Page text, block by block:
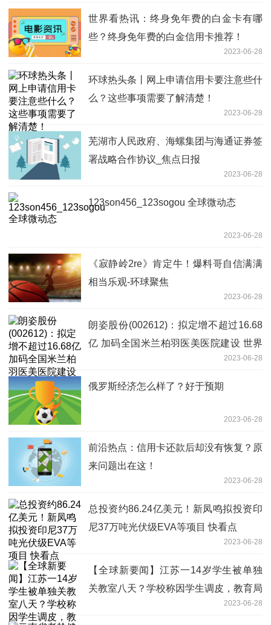
世界看热讯：终身免年费的白金卡有哪
些？终身免年费的白金信用卡推荐！
2023-06-28
环球热头条丨网上申请信用卡要注意些什
么？这些事项需要了解清楚！
2023-06-28
芜湖市人民政府、海螺集团与海通证券签
署战略合作协议_焦点日报
2023-06-28
123son456_123sogou 全球微动态
2023-06-28
《寂静岭2re》肯定牛！爆料哥自信满满
相当乐观-环球聚焦
2023-06-28
朗姿股份(002612)：拟定增不超过16.68
亿 加码全国米兰柏羽医美医院建设 世界
2023-06-28
俄罗斯经济怎么样了？好于预期
2023-06-28
前沿热点：信用卡还款后却没有恢复？原
来问题出在这！
2023-06-28
总投资约86.24亿美元！新凤鸣拟投资印
尼37万吨光伏级EVA等项目 快看点
2023-06-28
【全球新要闻】江苏一14岁学生被单独
关教室八天？学校称因学生调皮，教育局
2023-06-28